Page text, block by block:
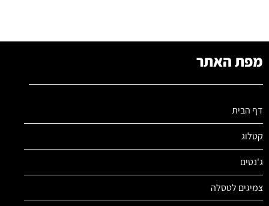
מפת האתר
דף הבית
קטלוג
ג'נטים
צמיגים לטסלה